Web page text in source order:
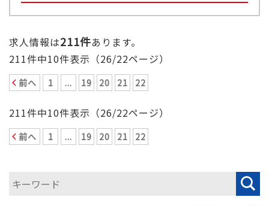
求人情報は211件あります。
211件中10件表示（26/22ページ）
前へ 1 ... 19 20 21 22
211件中10件表示（26/22ページ）
前へ 1 ... 19 20 21 22